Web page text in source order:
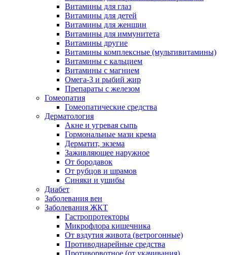
Витамины для глаз
Витамины для детей
Витамины для женщин
Витамины для иммунитета
Витамины другие
Витамины комплексные (мультивитамины)
Витамины с кальцием
Витамины с магнием
Омега-3 и рыбий жир
Препараты с железом
Гомеопатия
Гомеопатические средства
Дерматология
Акне и угревая сыпь
Гормональные мази крема
Дерматит, экзема
Заживляющее наружное
От бородавок
От рубцов и шрамов
Синяки и ушибы
Диабет
Заболевания вен
Заболевания ЖКТ
Гастропротекторы
Микрофлора кишечника
От вздутия живота (ветрогонные)
Противодиарейные средства
Противорвотное (от укачивания)